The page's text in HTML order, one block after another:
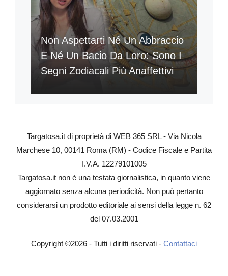
Non Aspettarti Né Un Abbraccio
E Né Un Bacio Da Loro: Sono I
Segni Zodiacali Più Anaffettivi
Targatosa.it di proprietà di WEB 365 SRL - Via Nicola
Marchese 10, 00141 Roma (RM) - Codice Fiscale e Partita
I.V.A. 12279101005
Targatosa.it non è una testata giornalistica, in quanto viene
aggiornato senza alcuna periodicità. Non può pertanto
considerarsi un prodotto editoriale ai sensi della legge n. 62
del 07.03.2001
Copyright ©2026 - Tutti i diritti riservati - Contattaci